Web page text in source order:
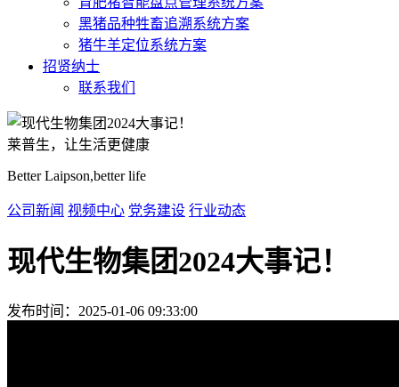
黑猪品种牲畜追溯系统方案
猪牛羊定位系统方案
招贤纳士
联系我们
莱普生，让生活更健康
Better Laipson,better life
公司新闻 视频中心 党务建设 行业动态
现代生物集团2024大事记！
发布时间：2025-01-06 09:33:00